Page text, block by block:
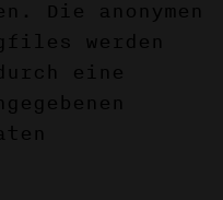
Die anonymen
werden
eine